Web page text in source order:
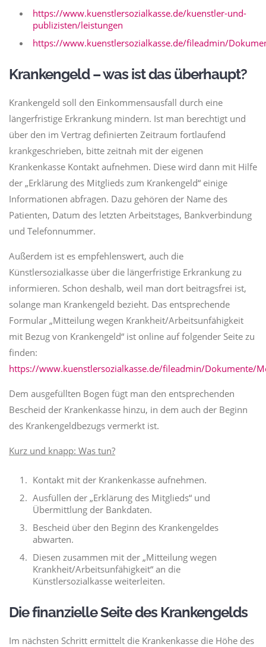
https://www.kuenstlersozialkasse.de/kuenstler-und-
publizisten/leistungen
https://www.kuenstlersozialkasse.de/fileadmin/
Krankengeld – was ist das überhaupt?
Krankengeld soll den Einkommensausfall durch eine
längerfristige Erkrankung mindern. Ist man berechtigt und
über den im Vertrag definierten Zeitraum fortlaufend
krankgeschrieben, bitte zeitnah mit der eigenen
Krankenkasse Kontakt aufnehmen. Diese wird dann mit Hilfe
der „Erklärung des Mitglieds zum Krankengeld“ einige
Informationen abfragen. Dazu gehören der Name des
Patienten, Datum des letzten Arbeitstages, Bankverbindung
und Telefonnummer.
Außerdem ist es empfehlenswert, auch die
Künstlersozialkasse über die längerfristige Erkrankung zu
informieren. Schon deshalb, weil man dort beitragsfrei ist,
solange man Krankengeld bezieht. Das entsprechende
Formular „Mitteilung wegen Krankheit/Arbeitsunfähigkeit
mit Bezug von Krankengeld“ ist online auf folgender Seite zu
finden:
https://www.kuenstlersozialkasse.de/fileadmin/Dokumente/
Dem ausgefüllten Bogen fügt man den entsprechenden
Bescheid der Krankenkasse hinzu, in dem auch der Beginn
des Krankengeldbezugs vermerkt ist.
Kurz und knapp: Was tun?
Kontakt mit der Krankenkasse aufnehmen.
Ausfüllen der „Erklärung des Mitglieds“ und
Übermittlung der Bankdaten.
Bescheid über den Beginn des Krankengeldes
abwarten.
Diesen zusammen mit der „Mitteilung wegen
Krankheit/Arbeitsunfähigkeit“ an die
Künstlersozialkasse weiterleiten.
Die finanzielle Seite des Krankengelds
Im nächsten Schritt ermittelt die Krankenkasse die Höhe des